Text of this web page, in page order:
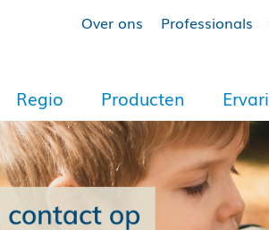
Over ons Professionals
Regio Producten